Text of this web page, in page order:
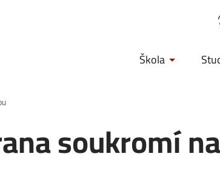
Menu
Škola
soukromí